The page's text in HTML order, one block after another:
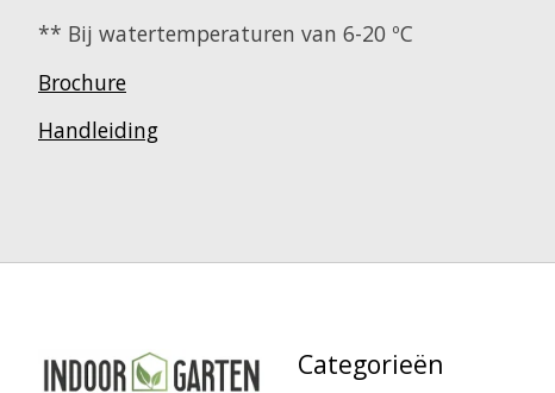
** Bij watertemperaturen van 6-20 ºC
Brochure
Handleiding
Categorieën